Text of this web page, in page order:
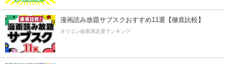
漫画読み放題サブスクおすすめ11選【徹底比較】
オリコン顧客満足度ランキング